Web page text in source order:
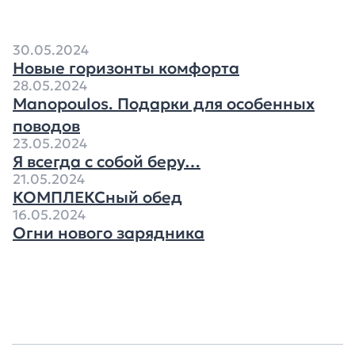
30.05.2024
Новые горизонты комфорта
28.05.2024
Manopoulos. Подарки для особенных
поводов
23.05.2024
Я всегда с собой беру…
21.05.2024
КОМПЛЕКСный обед
16.05.2024
Огни нового зарядника